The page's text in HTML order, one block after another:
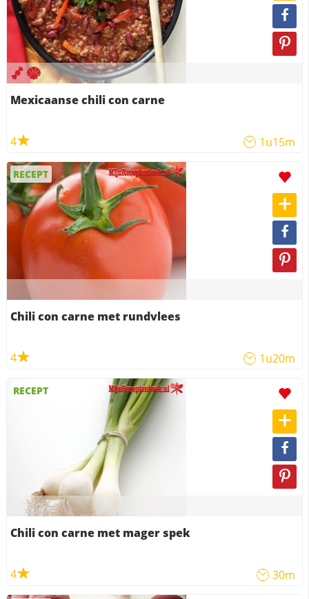
Mexicaanse chili con carne
4 1u15m
RECEPT
Chili con carne met rundvlees
4 1u20m
RECEPT
Chili con carne met mager spek
4 30m